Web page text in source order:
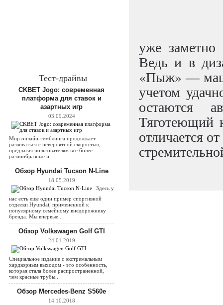
Тест-драйвы
CKBET Jogo: современная
платформа для ставок и
азартных игр
03.09.2024
Мир онлайн-гемблинга продолжает
развиваться с невероятной скоростью,
предлагая пользователям все более
разнообразные и..
Обзор Hyundai Tucson N-Line
18.05.2019
Здесь у
нас есть еще один пример спортивной
отделки Hyundai, примененной к
популярному семейному внедорожнику
бренда. Мы впервые..
Обзор Volkswagen Golf GTI
24.01.2019
Специальное издание с экстремальным
хардкорным выходом - это особенность,
которая стала более распространенной,
чем красные трубы..
Обзор Mercedes-Benz S560e
14.10.2018
уже
Ведь и в
«Пыж» —
учетом
остаются
Тяготеющий
отличается